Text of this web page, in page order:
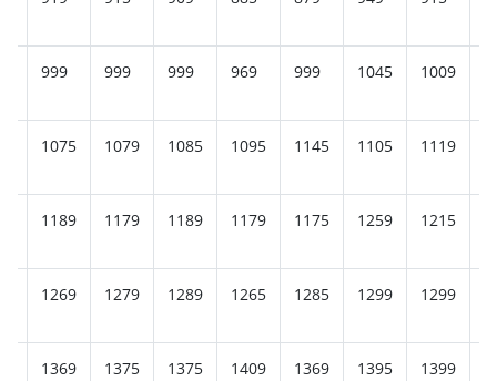
999 999 999 969 999 1045 1009
1075 1079 1085 1095 1145 1105 1119
1189 1179 1189 1179 1175 1259 1215
1269 1279 1289 1265 1285 1299 1299
1369 1375 1375 1409 1369 1395 1399